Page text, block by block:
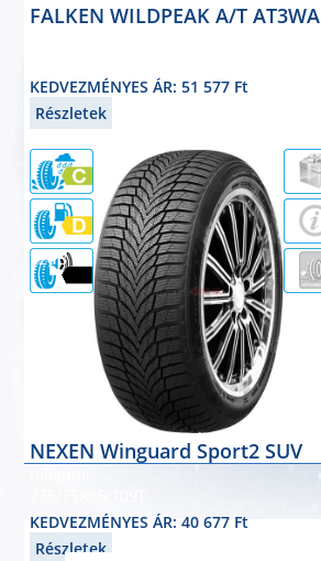
FALKEN WILDPEAK A/T AT3WA
KEDVEZMÉNYES ÁR: 51 577 Ft
Részletek
72dB
NEXEN Winguard Sport2 SUV
KEDVEZMÉNYES ÁR: 40 677 Ft
Részletek